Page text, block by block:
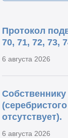
Протокол
70, 71, 72, 73,
6 августа 2026
отсутствует).
6 августа 2026